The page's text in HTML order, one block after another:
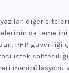
diğer
de temelini
PHP güvenliği
istek
manipülasyonu